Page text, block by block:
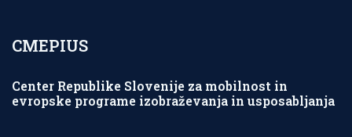
CMEPIUS
Center Republike Slovenije za mobilnost in
evropske programe izobraževanja in usposabljanja